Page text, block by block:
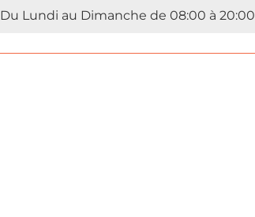
Du Lundi au Dimanche de 08:00 à 20:00